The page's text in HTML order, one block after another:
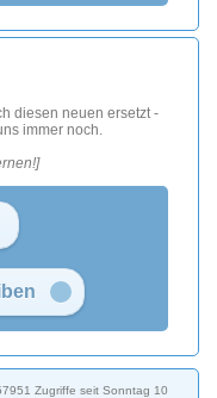
diesen neuen ersetzt -
immer noch.
Zugriffe seit Sonntag 10